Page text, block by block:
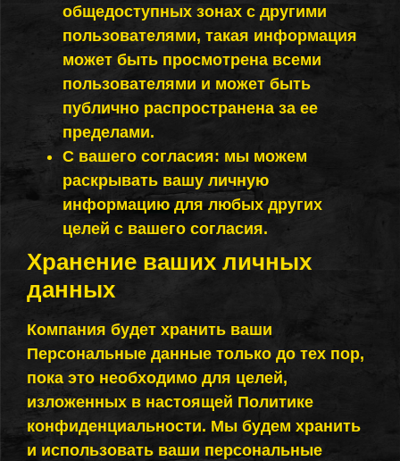
общедоступных зонах с другими
пользователями, такая информация
может быть просмотрена всеми
пользователями и может быть
публично распространена за ее
пределами.
С вашего согласия: мы можем
раскрывать вашу личную
информацию для любых других
целей с вашего согласия.
Хранение ваших личных
данных
Компания будет хранить ваши
Персональные данные только до тех пор,
пока это необходимо для целей,
изложенных в настоящей Политике
конфиденциальности. Мы будем хранить
и использовать ваши персональные